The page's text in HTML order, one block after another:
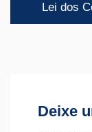
Lei dos
Deixe